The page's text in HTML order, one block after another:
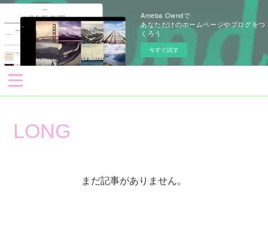
Ameba Owndで
あなただけのホームページやブログをつ
くろう
今すぐ試す
LONG
まだ記事がありません。